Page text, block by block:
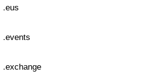
.eus
.events
.exchange